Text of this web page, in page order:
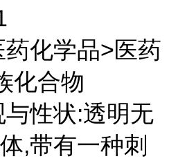
化学品>医药
化合物
性状:透明无
,带有一种刺